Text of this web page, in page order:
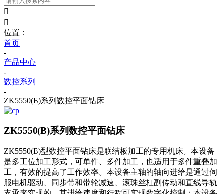


位置：
首页
-
产品中心
-
数控系列
-
ZK5550(B)系列数控平面钻床
ZK5550(B)系列数控平面钻床
ZK5550(B)型数控平面钻床是联结板加工的专用机床。本设备
是多工位加工形式，可单件、多件加工，也适用于多件重叠加
工，有效的提高了工作效率。本设备主轴的轴向进给是通过伺
服电机驱动、同步带和带轮减速、滚珠丝杠副传动和直线导轨